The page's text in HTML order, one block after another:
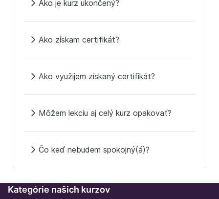
Ako je kurz ukončený?
Ako získam certifikát?
Ako využijem získaný certifikát?
Môžem lekciu aj celý kurz opakovať?
Čo keď nebudem spokojný(á)?
Kategórie našich kurzov